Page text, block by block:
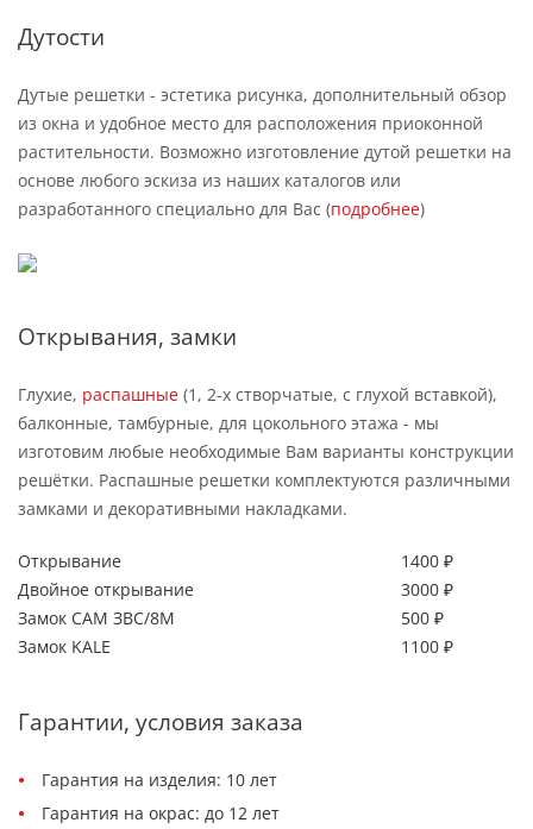
Дутости
Дутые решетки - эстетика рисунка, дополнительный обзор
из окна и удобное место для расположения приоконной
растительности. Возможно изготовление дутой решетки на
основе любого эскиза из наших каталогов или
разработанного специально для Вас (подробнее)
Открывания, замки
Глухие, распашные (1, 2-х створчатые, с глухой вставкой),
балконные, тамбурные, для цокольного этажа - мы
изготовим любые необходимые Вам варианты конструкции
решётки. Распашные решетки комплектуются различными
замками и декоративными накладками.
Открывание
1400 ₽
Двойное открывание
3000 ₽
Замок САМ ЗВС/8М
500 ₽
Замок KALE
1100 ₽
Гарантии, условия заказа
Гарантия на изделия: 10 лет
Гарантия на окрас: до 12 лет